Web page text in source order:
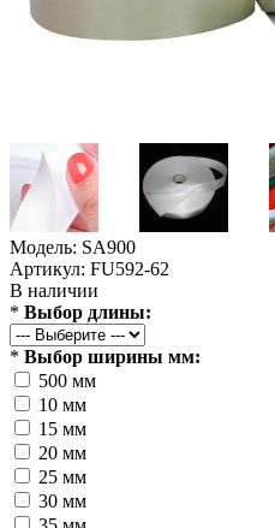
Модель: SA900
Артикул: FU592-62
В наличии
* Выбор длины:
* Выбор ширины мм:
500 мм
10 мм
15 мм
20 мм
25 мм
30 мм